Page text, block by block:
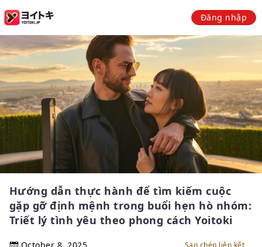
Đăng nhập
Hướng dẫn thực hành để tìm kiếm cuộc
gặp gỡ định mệnh trong buổi hẹn hò nhóm:
Triết lý tình yêu theo phong cách Yoitoki
October 8, 2025